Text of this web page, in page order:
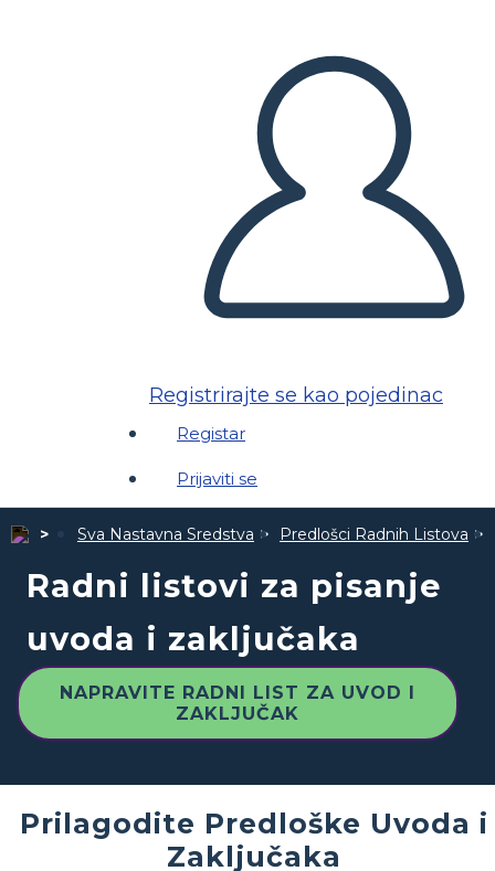
Registrirajte se kao pojedinac
Registar
Prijaviti se
Sva Nastavna Sredstva Predlošci Radnih Listova
Radni listovi za pisanje
uvoda i zaključaka
NAPRAVITE RADNI LIST ZA UVOD I
ZAKLJUČAK
Prilagodite Predloške Uvoda i
Zaključaka